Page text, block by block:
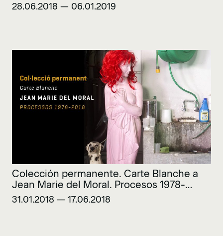
28.06.2018 — 06.01.2019
Colección permanente. Carte Blanche a
Jean Marie del Moral. Procesos 1978-
2018
31.01.2018 — 17.06.2018